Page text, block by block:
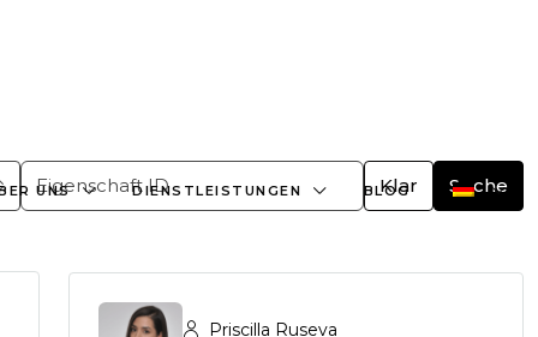
UNS DIENSTLEISTUNGEN BLOG
Klar Suche
Priscilla Ruseva